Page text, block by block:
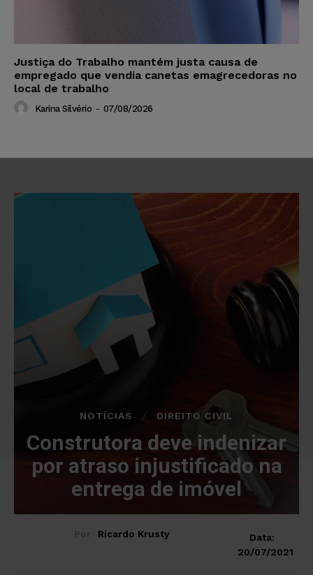
Justiça do Trabalho mantém justa causa de
empregado que vendia canetas emagrecedoras no
local de trabalho
Karina Silvério - 07/08/2026